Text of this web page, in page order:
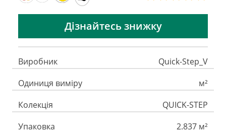
Дізнайтесь знижку
Виробник
Quick-Step_V
Одиниця виміру
м²
Колекція
QUICK-STEP
Упаковка
2.837 м²